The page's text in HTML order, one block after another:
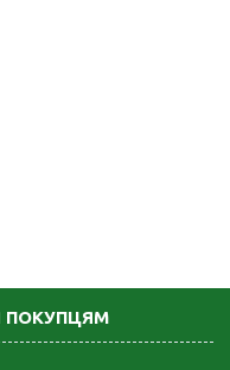
ПОКУПЦЯМ